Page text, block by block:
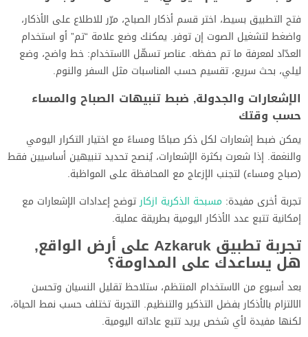
فتح التطبيق بسيط، اختر قسم أذكار الصباح، مرّر للاطلاع على الأذكار،
واضغط لتشغيل الصوت إن توفر. يمكنك وضع علامة “تم” أو استخدام
العدّاد لمعرفة ما تم حفظه. عناصر تسهّل الاستخدام: خط واضح، وضع
ليلي، بحث سريع، تقسيم حسب المناسبات مثل السفر والنوم.
الإشعارات والجدولة, ضبط تنبيهات الصباح والمساء
حسب وقتك
يمكن ضبط إشعارات لكل ذكر صباحًا ومساءً مع اختيار التكرار اليومي
والنغمة. إذا شعرت بكثرة الإشعارات، يُنصح تحديد تنبيهين أساسيين فقط
(صباح ومساء) لتجنب الإزعاج مع المحافظة على المواظبة.
تجربة أخرى مفيدة: مسبحة الذكرية ازكارتوضح إعدادات الإشعارات مع
إمكانية تتبع عدد الأذكار اليومية بطريقة عملية.
تجربة تطبيق Azkaruk على أرض الواقع,
هل يساعدك على المداومة؟
بعد أسبوع من الاستخدام المنتظم، ستلاحظ تقليل النسيان وتحسن
الالتزام بالأذكار بفضل التذكير والتنظيم. التجربة تختلف حسب نمط الحياة،
لكنها مفيدة لأي شخص يريد تتبع عاداته اليومية.